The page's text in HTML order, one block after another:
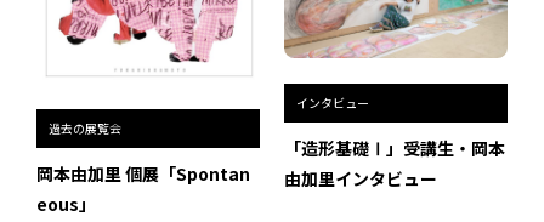
イベント
オープン講座
過去のイベント・オープン講座・展覧会
過去の展覧会
岡本由加里 個展「Spontan
eous」
インタビュー
「造形基礎Ⅰ」受講生・岡本
由加里インタビュー